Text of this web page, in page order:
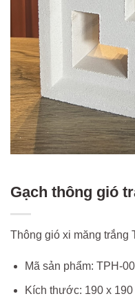
Gạch thông gió
Thông gió xi măng trắng
Mã sản phẩm: TPH-
Kích thước: 190 x 190